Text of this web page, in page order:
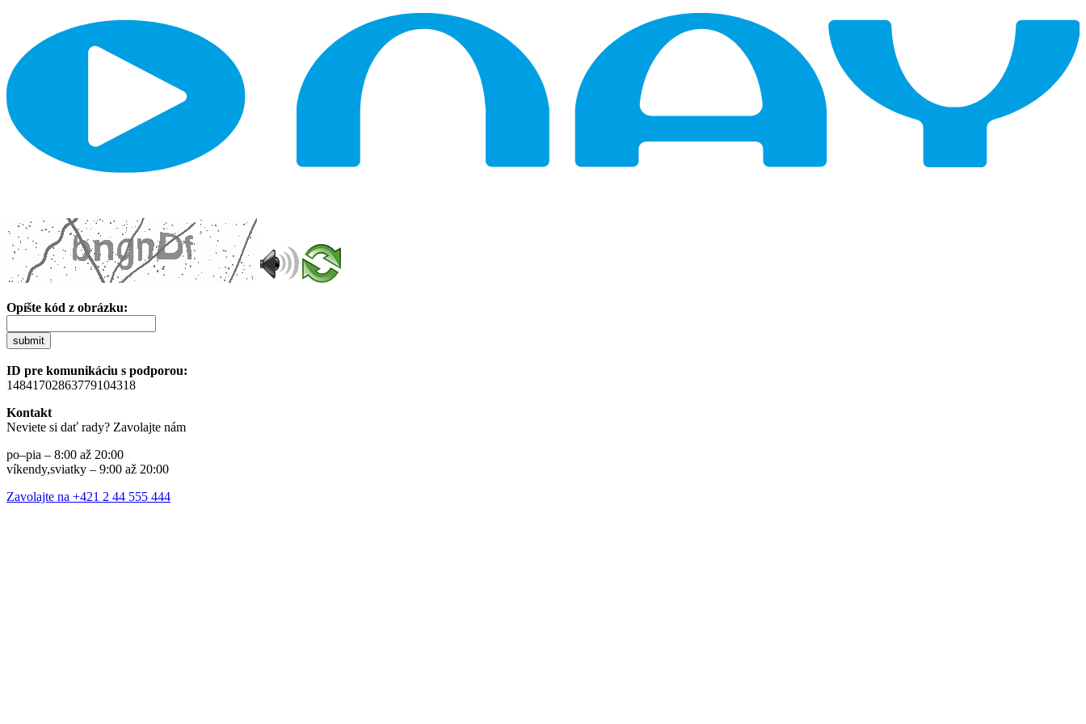
Opíšte kód z obrázku:
submit
ID pre komunikáciu s podporou:
14841702863779104318
Kontakt
Neviete si dať rady? Zavolajte nám
po–pia – 8:00 až 20:00
víkendy,sviatky – 9:00 až 20:00
Zavolajte na +421 2 44 555 444